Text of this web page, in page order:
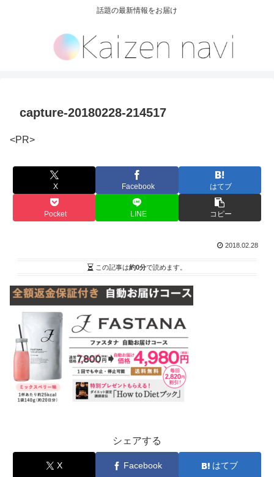
話題の最新情報をお届け
capture-20180228-214517
<PR>
X Facebook はてブ
Pocket LINE コピー
2018.02.28
この記事は約0分で読めます。
シェアする
X Facebook はてブ